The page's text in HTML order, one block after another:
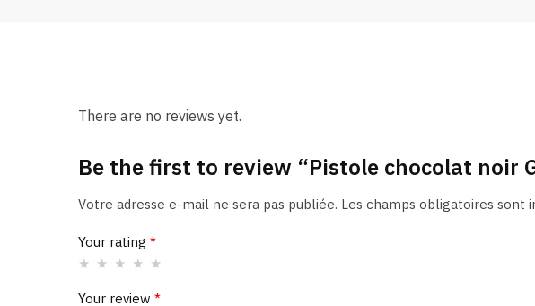
There are no reviews yet.
Be the first to review “Pistole chocolat noir
Votre adresse e-mail ne sera pas publiée. Les champs obligatoires sont
Your rating*
Your review*